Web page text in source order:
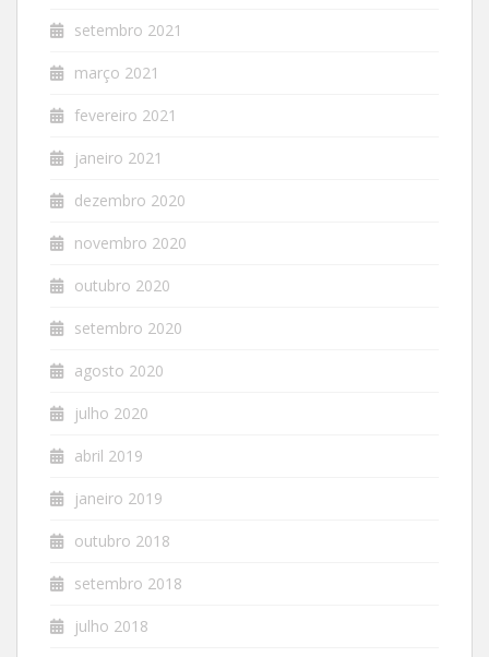
setembro 2021
março 2021
fevereiro 2021
janeiro 2021
dezembro 2020
novembro 2020
outubro 2020
setembro 2020
agosto 2020
julho 2020
abril 2019
janeiro 2019
outubro 2018
setembro 2018
julho 2018